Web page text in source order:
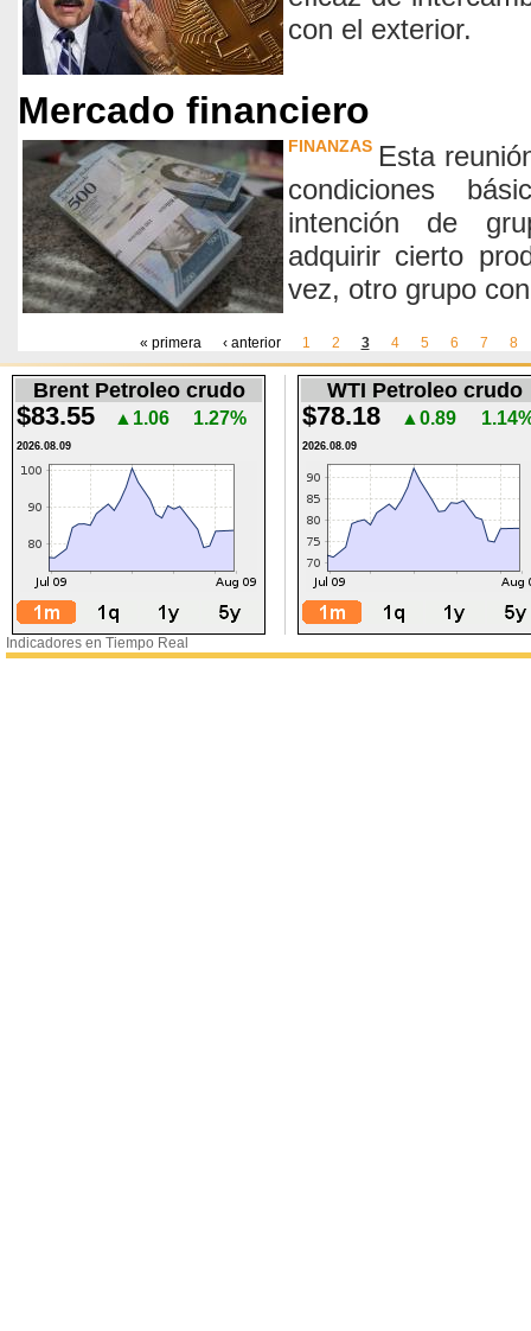
con el exterior.
Mercado financiero
FINANZAS Esta
condiciones
intención de
adquirir cierto
vez, otro grupo
Páginas
« primera ‹ anterior 1 2 3 4 5 6 7 8
Brent Petroleo crudo
$83.55 ▲1.06 1.27%
2026.08.09
WTI Petroleo crudo
$78.18 ▲0.89
2026.08.09
Indicadores en Tiempo Real